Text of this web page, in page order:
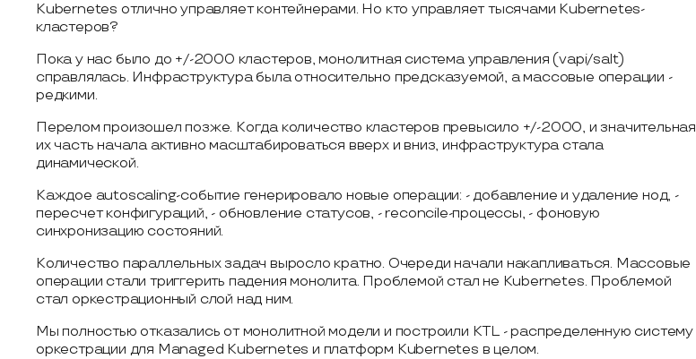
Kubernetes отлично управляет контейнерами. Но кто управляет тысячами Kubernetes-
кластеров?
Пока у нас было до +/-2000 кластеров, монолитная система управления (vapi/salt)
справлялась. Инфраструктура была относительно предсказуемой, а массовые операции -
редкими.
Перелом произошел позже. Когда количество кластеров превысило +/-2000, и значительная
их часть начала активно масштабироваться вверх и вниз, инфраструктура стала
динамической.
Каждое autoscaling-событие генерировало новые операции: - добавление и удаление нод, -
пересчет конфигураций, - обновление статусов, - reconcile-процессы, - фоновую
синхронизацию состояний.
Количество параллельных задач выросло кратно. Очереди начали накапливаться. Массовые
операции стали триггерить падения монолита. Проблемой стал не Kubernetes. Проблемой
стал оркестрационный слой над ним.
Мы полностью отказались от монолитной модели и построили KTL - распределенную систему
оркестрации для Managed Kubernetes и платформ Kubernetes в целом.